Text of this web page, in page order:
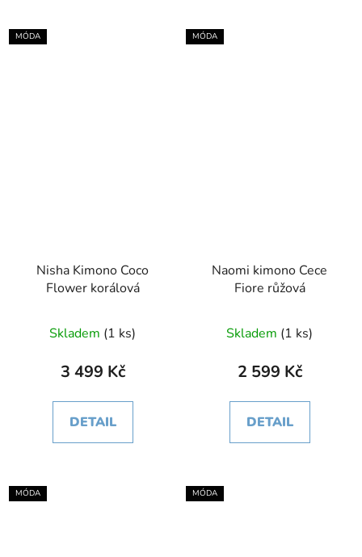
MÓDA
Nisha Kimono Coco
Flower korálová
Skladem (1 ks)
3 499 Kč
DETAIL
MÓDA
Naomi kimono Cece
Fiore růžová
Skladem (1 ks)
2 599 Kč
DETAIL
MÓDA MÓDA